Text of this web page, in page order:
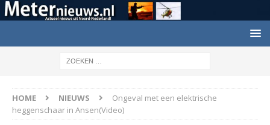
HOME NIEUWS
Ongeval met een elektrische
heggenschaar in Ansen(Video)